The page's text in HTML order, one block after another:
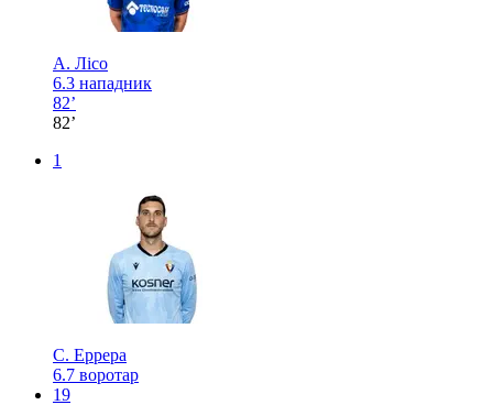
А. Лісо
6.3 нападник
82’
82’
1
С. Еррера
6.7 воротар
19